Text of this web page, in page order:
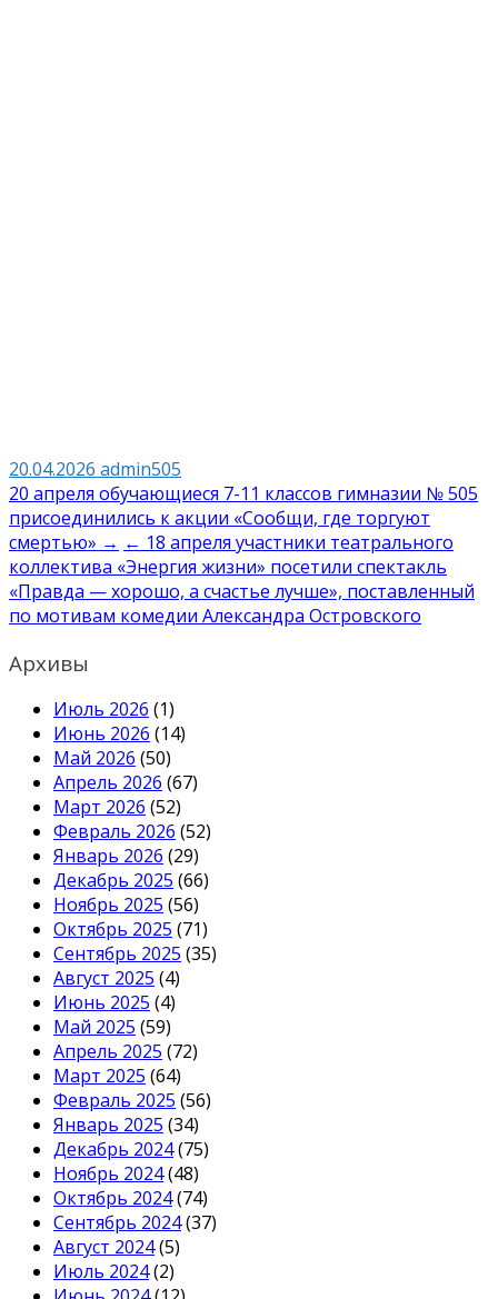
20.04.2026 admin505
Навигация
по
записям
20 апреля обучающиеся 7-11 классов гимназии № 505
присоединились к акции «Сообщи, где торгуют
смертью» → ← 18 апреля участники театрального
коллектива «Энергия жизни» посетили спектакль
«Правда — хорошо, а счастье лучше», поставленный
по мотивам комедии Александра Островского
Архивы
Июль 2026 (1)
Июнь 2026 (14)
Май 2026 (50)
Апрель 2026 (67)
Март 2026 (52)
Февраль 2026 (52)
Январь 2026 (29)
Декабрь 2025 (66)
Ноябрь 2025 (56)
Октябрь 2025 (71)
Сентябрь 2025 (35)
Август 2025 (4)
Июнь 2025 (4)
Май 2025 (59)
Апрель 2025 (72)
Март 2025 (64)
Февраль 2025 (56)
Январь 2025 (34)
Декабрь 2024(75)
Ноябрь 2024(48)
Октябрь 2024(74)
Сентябрь 2024(37)
Август 2024(5)
Июль 2024(2)